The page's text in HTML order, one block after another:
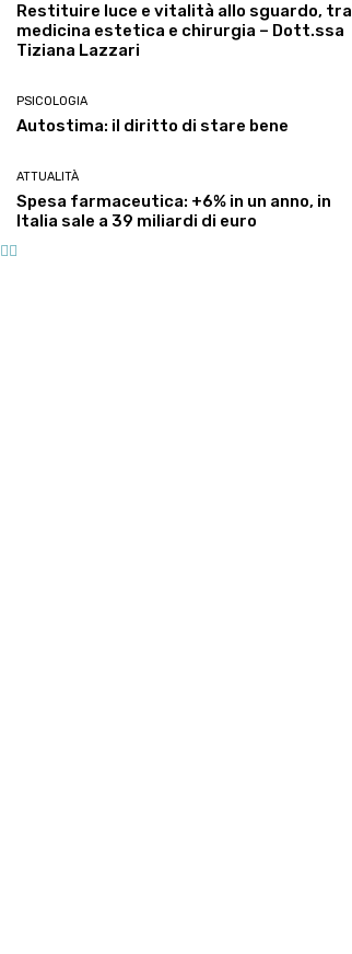
Restituire luce e vitalità allo sguardo, tra
medicina estetica e chirurgia – Dott.ssa
Tiziana Lazzari
PSICOLOGIA
Autostima: il diritto di stare bene
ATTUALITÀ
Spesa farmaceutica: +6% in un anno, in
Italia sale a 39 miliardi di euro